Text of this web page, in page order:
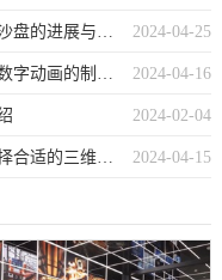
2024-04-25
2024-04-16
2024-02-04
2024-04-15
国内三维动画制作公司哪家好？如何选择合适的三维动画制作公司？？（挑选中国优秀的三维动画公司指南：如何决定合适的服务提供商？）